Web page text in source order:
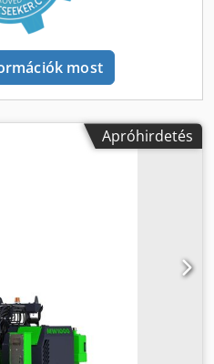
most
Apróhirdetés